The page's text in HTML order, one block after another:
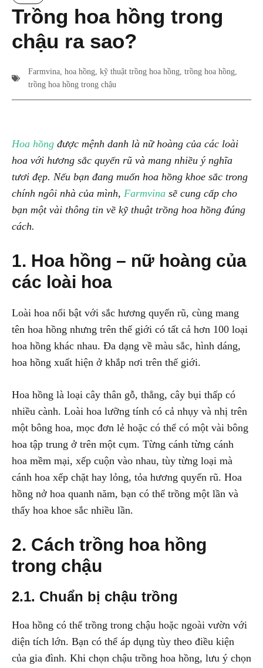
Trồng hoa hồng trong
chậu ra sao?
Farmvina, hoa hồng, kỹ thuật trồng hoa hồng, trồng hoa hồng,
trồng hoa hồng trong chậu
Hoa hồng được mệnh danh là nữ hoàng của các loài
hoa với hương sắc quyến rũ và mang nhiều ý nghĩa
tươi đẹp. Nếu bạn đang muốn hoa hồng khoe sắc trong
chính ngôi nhà của mình, Farmvina sẽ cung cấp cho
bạn một vài thông tin về kỹ thuật trồng hoa hồng đúng
cách.
1. Hoa hồng – nữ hoàng của
các loài hoa
Loài hoa nổi bật với sắc hương quyến rũ, cùng mang
tên hoa hồng nhưng trên thế giới có tất cả hơn 100 loại
hoa hồng khác nhau. Đa dạng về màu sắc, hình dáng,
hoa hồng xuất hiện ở khắp nơi trên thế giới.
Hoa hồng là loại cây thân gỗ, thẳng, cây bụi thấp có
nhiều cành. Loài hoa lưỡng tính có cả nhụy và nhị trên
một bông hoa, mọc đơn lẻ hoặc có thể có một vài bông
hoa tập trung ở trên một cụm. Từng cánh từng cánh
hoa mềm mại, xếp cuộn vào nhau, tùy từng loại mà
cánh hoa xếp chặt hay lỏng, tỏa hương quyến rũ. Hoa
hồng nở hoa quanh năm, bạn có thể trồng một lần và
thấy hoa khoe sắc nhiều lần.
2. Cách trồng hoa hồng
trong chậu
2.1. Chuẩn bị chậu trồng
Hoa hồng có thể trồng trong chậu hoặc ngoài vườn với
diện tích lớn. Bạn có thể áp dụng tùy theo điều kiện
của gia đình. Khi chọn chậu trồng hoa hồng, lưu ý chọn